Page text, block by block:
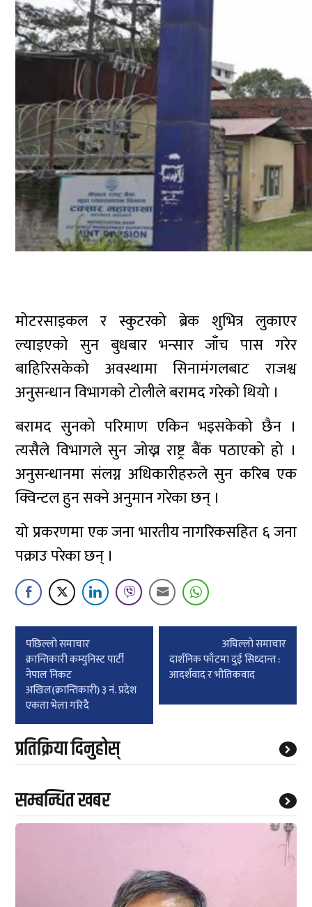
मोटरसाइकल र स्कुटरको ब्रेक शुभित्र लुकाएर
ल्याइएको सुन बुधबार भन्सार जाँच पास गरेर
बाहिरिसकेको अवस्थामा सिनामंगलबाट राजश्व
अनुसन्धान विभागको टोलीले बरामद गरेको थियो ।
बरामद सुनको परिमाण एकिन भइसकेको छैन ।
त्यसैले विभागले सुन जोख्न राष्ट्र बैंक पठाएको हो ।
अनुसन्धानमा संलग्न अधिकारीहरुले सुन करिब एक
क्विन्टल हुन सक्ने अनुमान गरेका छन् ।
यो प्रकरणमा एक जना भारतीय नागरिकसहित ६ जना
पक्राउ परेका छन् ।
Post
navigation
पछिल्लाे समाचार
क्रान्तिकारी कम्युनिस्ट पार्टी
नेपाल निकट
अखिल(क्रान्तिकारी) ३ नं. प्रदेश
एकता भेला गरिदै
अघिल्लाे समाचार
दार्शनिक फाँटमा दुई सिध्दान्त :
आदर्शवाद र भौतिकवाद
प्रतिक्रिया दिनुहोस्
सम्बन्धित खबर